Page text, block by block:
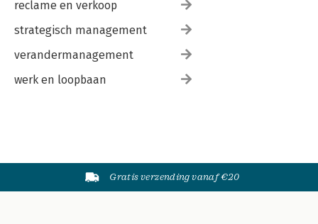
reclame en verkoop
strategisch management
verandermanagement
werk en loopbaan
Gratis verzending vanaf €20